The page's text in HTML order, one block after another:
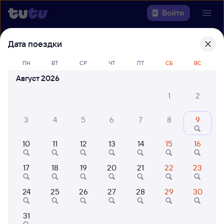
Войти
Выберите день, чтобы найти
билеты Самара — Нижневартовск-1
Откуда
Кто едет
Найти поезда
Дата поездки
ПН ВТ СР ЧТ ПТ СБ ВС
Август 2026
1
2
3 4 5 6 7 8 9
10 11 12 13 14 15 16
17 18 19 20 21 22 23
24 25 26 27 28 29 30
31